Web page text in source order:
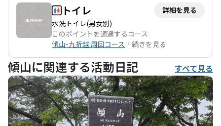
トイレ
詳細を見る
水洗トイレ(男女別)
このポイントを通過するコース
傾山-九折越 周回コース …続きを見る
傾山に関連する活動日記 すべて見る